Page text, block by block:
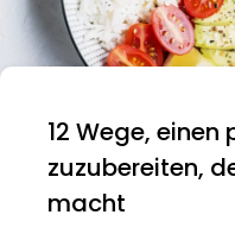
12 Wege,
zuzubereiten,
macht